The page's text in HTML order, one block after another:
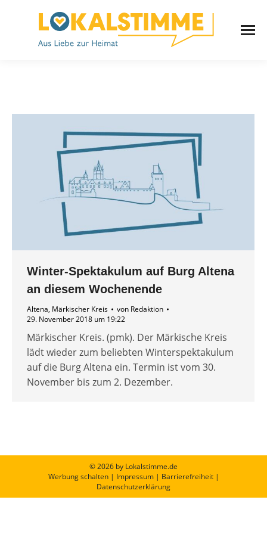
Winter-Spektakulum auf Burg Altena
an diesem Wochenende
Altena, Märkischer Kreis von Redaktion
29. November 2018 um 19:22
Märkischer Kreis. (pmk). Der Märkische Kreis
lädt wieder zum beliebten Winterspektakulum
auf die Burg Altena ein. Termin ist vom 30.
November bis zum 2. Dezember.
© 2026 by Lokalstimme.de
Werbung schalten| Impressum| Barrierefreiheit|
Datenschutzerklärung